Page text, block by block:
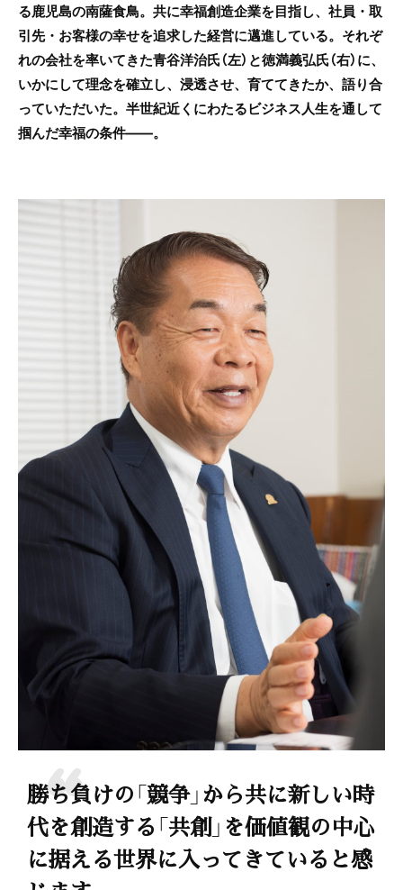
る鹿児島の南薩食鳥。共に幸福創造企業を目指し、社員・取
引先・お客様の幸せを追求した経営に邁進している。それぞ
れの会社を率いてきた青谷洋治氏（左）と徳満義弘氏（右）に、
いかにして理念を確立し、浸透させ、育ててきたか、語り合
っていただいた。半世紀近くにわたるビジネス人生を通して
掴んだ幸福の条件――。
勝ち負けの「競争」から共に新しい時
代を創造する「共創」を価値観の中心
に据える世界に入ってきていると感